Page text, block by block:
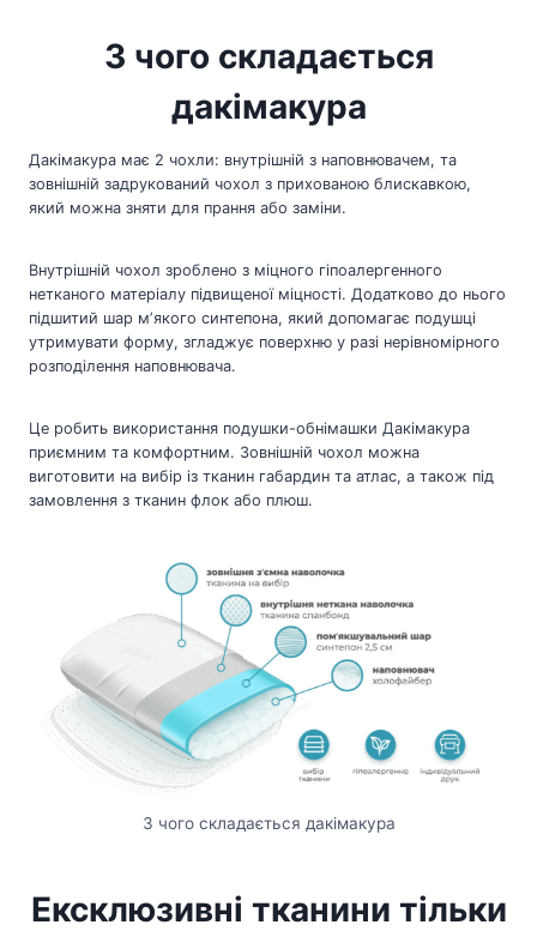
З чого складається
дакімакура
Дакімакура має 2 чохли: внутрішній з наповнювачем, та
зовнішній задрукований чохол з прихованою блискавкою,
який можна зняти для прання або заміни.
Внутрішній чохол зроблено з міцного гіпоалергенного
нетканого матеріалу підвищеної міцності. Додатково до нього
підшитий шар мʼякого синтепона, який допомагає подушці
утримувати форму, згладжує поверхню у разі нерівномірного
розподілення наповнювача.
Це робить використання подушки-обнімашки Дакімакура
приємним та комфортним. Зовнішній чохол можна
виготовити на вибір із тканин габардин та атлас, а також під
замовлення з тканин флок або плюш.
З чого складається дакімакура
Ексклюзивні тканини тільки